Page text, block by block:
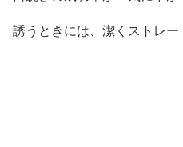
誘うときには、潔くストレー